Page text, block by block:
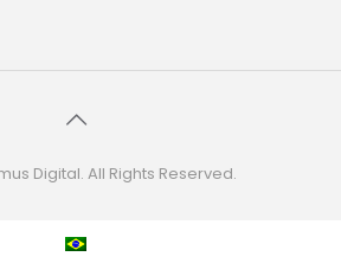
Digital. All Rights Reserved.